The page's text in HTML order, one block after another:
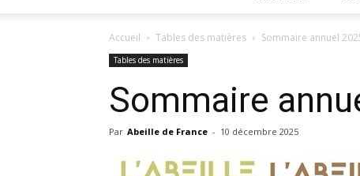
Accueil Tables des matières Sommaire annuel
Tables des matières
Sommaire
Par Abeille de France - 10 décembre 2025